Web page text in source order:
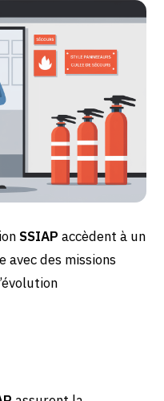
SSIAP accèdent à un
avec des missions